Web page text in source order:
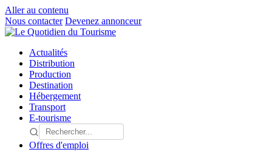
Aller au contenu
Nous contacter Devenez annonceur
Actualités
Distribution
Production
Destination
Hébergement
Transport
E-tourisme
Offres d'emploi